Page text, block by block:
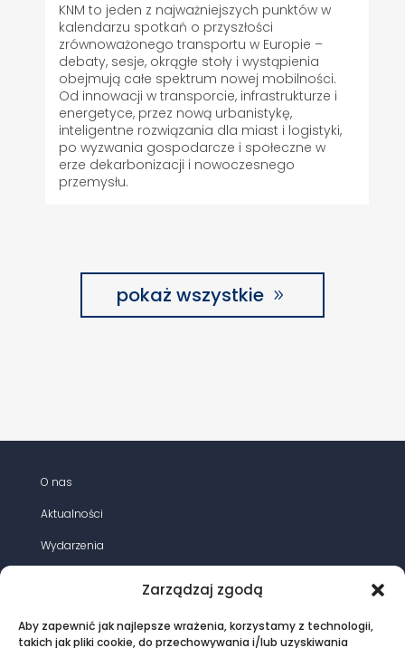
Zarządzaj zgodą
Aby zapewnić jak najlepsze wrażenia, korzystamy z technologii,
takich jak pliki cookie, do przechowywania i/lub uzyskiwania
KNM to jeden z najważniejszych punktów w
kalendarzu spotkań o przyszłości
zrównoważonego transportu w Europie –
debaty, sesje, okrągłe stoły i wystąpienia
obejmują całe spektrum nowej mobilności.
Od innowacji w transporcie, infrastrukturze i
energetyce, przez nową urbanistykę,
inteligentne rozwiązania dla miast i logistyki,
po wyzwania gospodarcze i społeczne w
erze dekarbonizacji i nowoczesnego
przemysłu.
pokaż wszystkie
O nas
Aktualności
Wydarzenia
Magazyn energia elektryczna